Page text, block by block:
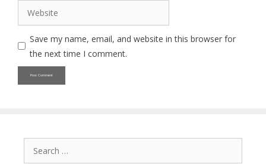
Website
Save my name, email, and website in this browser for
the next time I comment.